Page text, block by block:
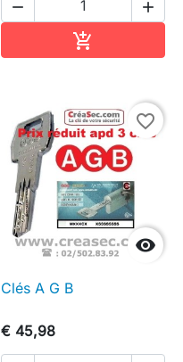
 


favorite_border
Clés A G B
€ 45,98